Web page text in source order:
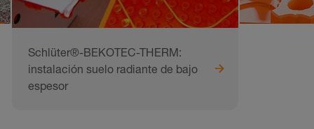
Schlüter®-BEKOTEC-THERM:
instalación suelo radiante de bajo
espesor